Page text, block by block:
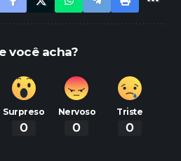
você acha?
Surpreso
0
Nervoso
0
Triste
0